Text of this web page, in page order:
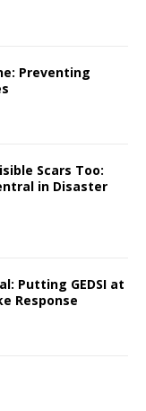
Preventing
Scars Too:
in Disaster
Putting GEDSI at
Response